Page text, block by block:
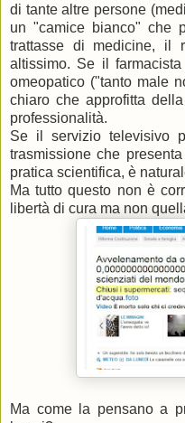
di tante altre persone
un "camice bianco" che
trattasse di medicine, il
altissimo. Se il
omeopatico ("tanto male
chiaro che approfitta
professionalità.
Se il servizio televisivo
trasmissione che
pratica scientifica, è
Ma tutto questo non è
libertà di cura ma non
Ma come la pensano a